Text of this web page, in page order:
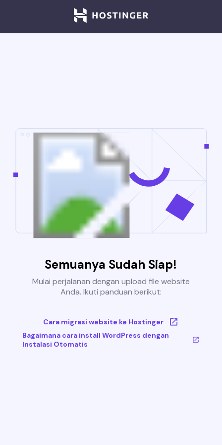
Semuanya Sudah Siap!
Mulai perjalanan dengan upload file website
Anda. Ikuti panduan berikut:
Cara migrasi website ke Hostinger
Bagaimana cara install WordPress dengan
Instalasi Otomatis